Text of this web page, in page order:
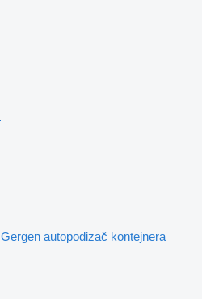
Gergen autopodizač kontejnera